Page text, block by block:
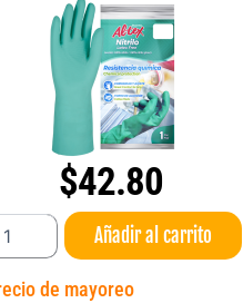
$42.80
Añadir al carrito
de mayoreo